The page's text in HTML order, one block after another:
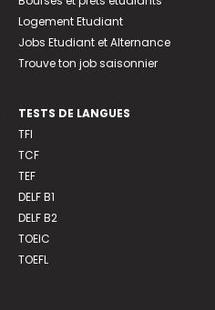
Logement Etudiant
Jobs Etudiant et Alternance
Trouve ton job saisonnier
TESTS DE LANGUES
TFI
TCF
TEF
DELF B1
DELF B2
TOEIC
TOEFL